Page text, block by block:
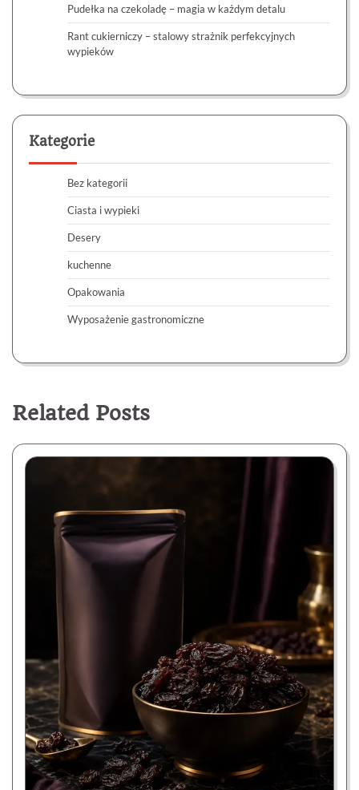
Pudełka na czekoladę – magia w każdym detalu
Rant cukierniczy – stalowy strażnik perfekcyjnych
wypieków
Kategorie
Bez kategorii
Ciasta i wypieki
Desery
kuchenne
Opakowania
Wyposażenie gastronomiczne
Related Posts